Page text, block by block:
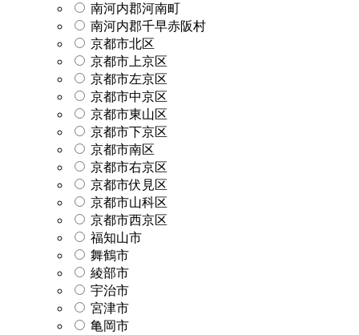
南河内郡河南町
南河内郡千早赤阪村
京都市北区
京都市上京区
京都市左京区
京都市中京区
京都市東山区
京都市下京区
京都市南区
京都市右京区
京都市伏見区
京都市山科区
京都市西京区
福知山市
舞鶴市
綾部市
宇治市
宮津市
亀岡市